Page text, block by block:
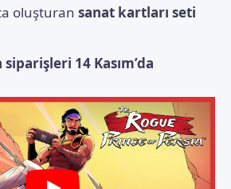
oluşturan sanat kartları seti
siparişleri 14 Kasım’da